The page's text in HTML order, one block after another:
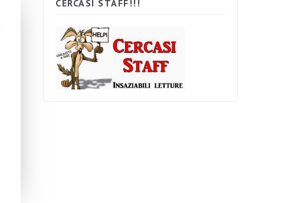
CERCASI STAFF!!!